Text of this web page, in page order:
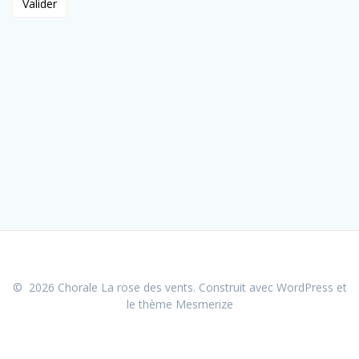
© 2026 Chorale La rose des vents. Construit avec WordPress et
le thème Mesmerize